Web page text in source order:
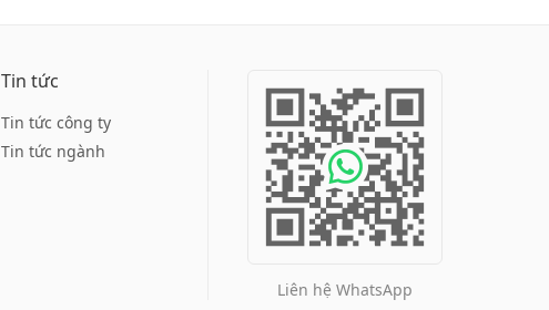
Tin tức
Tin tức công ty
Tin tức ngành
Liên hệ WhatsApp